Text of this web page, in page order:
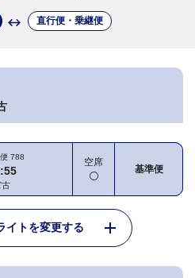
直行便・乗継便
788
古
空席
基準便
イトを変更する